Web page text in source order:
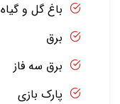
باغ گل و گیاه
برق
برق سه فاز
پارک بازی